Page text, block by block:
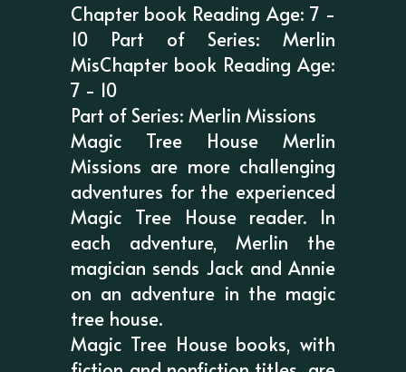
Chapter book Reading Age: 7 -
10 Part of Series: Merlin
MisChapter book Reading Age:
7 - 10
Part of Series: Merlin Missions
Magic Tree House Merlin
Missions are more challenging
adventures for the experienced
Magic Tree House reader. In
each adventure, Merlin the
magician sends Jack and Annie
on an adventure in the magic
tree house.
Magic Tree House books, with